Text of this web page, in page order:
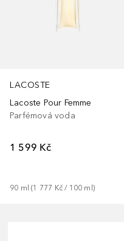
LACOSTE
Lacoste Pour Femme
Parfémová voda
1 599 Kč
90 ml (1 777 Kč / 100 ml )